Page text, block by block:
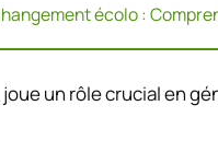
écolo :
un rôle crucial en